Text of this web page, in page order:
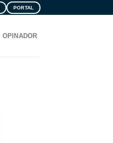
PORTAL
OPINADOR